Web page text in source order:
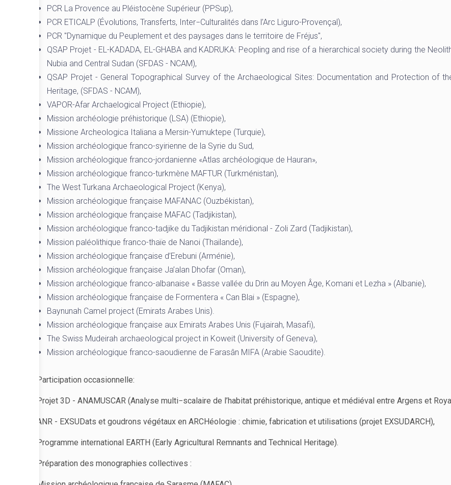
PCR La Provence au Pléistocène Supérieur (PPSup),
PCR ETICALP (Évolutions, Transferts, Inter−Culturalités dans l’Arc Liguro-Provençal),
PCR "Dynamique du Peuplement et des paysages dans le territoire de Fréjus",
QSAP Projet - EL-KADADA, EL-GHABA and KADRUKA: Peopling and rise of a hierarchical society during the
Nubia and Central Sudan (SFDAS - NCAM),
QSAP Projet - General Topographical Survey of the Archaeological Sites: Documentation and Protection of
Heritage, (SFDAS - NCAM),
VAPOR-Afar Archaelogical Project (Ethiopie),
Mission archéologie préhistorique (LSA) (Ethiopie),
Missione Archeologica Italiana a Mersin-Yumuktepe (Turquie),
Mission archéologique franco-syirienne de la Syrie du Sud,
Mission archéologique franco-jordanienne «Atlas archéologique de Hauran»,
Mission archéologique franco-turkmène MAFTUR (Turkménistan),
The West Turkana Archaeological Project (Kenya),
Mission archéologique française MAFANAC (Ouzbékistan),
Mission archéologique française MAFAC (Tadjikistan),
Mission archéologique franco-tadjike du Tadjikistan méridional - Zoli Zard (Tadjikistan),
Mission paléolithique franco-thaïe de Nanoi (Thaïlande),
Mission archéologique française d’Erebuni (Arménie),
Mission archéologique française Ja’alan Dhofar (Oman),
Mission archéologique franco-albanaise « Basse vallée du Drin au Moyen Âge, Komani et Lezha » (Albanie),
Mission archéologique française de Formentera « Can Blai » (Espagne),
Baynunah Camel project (Emirats Arabes Unis).
Mission archéologique française aux Emirats Arabes Unis (Fujairah, Masafi),
The Swiss Mudeirah archaeological project in Koweit (University of Geneva),
Mission archéologique franco-saoudienne de Farasân MIFA (Arabie Saoudite).
Participation occasionnelle:
Projet 3D - ANAMUSCAR (Analyse multi−scalaire de l’habitat préhistorique, antique et médiéval entre Argens et
ANR - EXSUDats et goudrons végétaux en ARCHéologie : chimie, fabrication et utilisations (projet EXSUDARCH),
Programme international EARTH (Early Agricultural Remnants and Technical Heritage).
Préparation des monographies collectives :